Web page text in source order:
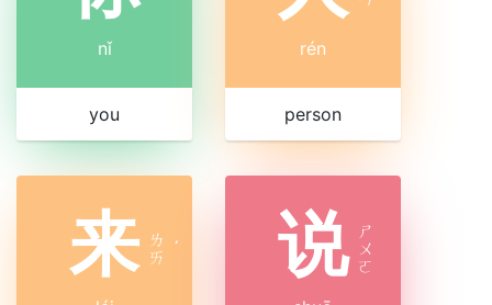
nǐ
you
rén
person
来 ㄌ
ㄞ ˊ 说 ㄕ
ㄨ
ㄛ